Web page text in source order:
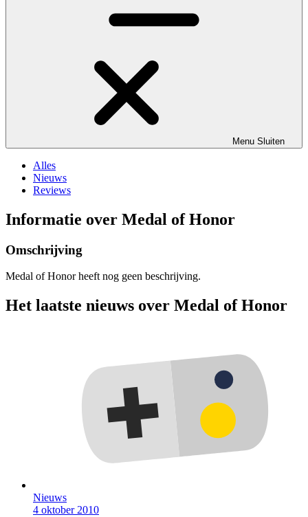
Menu Sluiten
Alles
Nieuws
Reviews
Informatie over Medal of Honor
Omschrijving
Medal of Honor heeft nog geen beschrijving.
Het laatste nieuws over Medal of Honor
Nieuws
4 oktober 2010